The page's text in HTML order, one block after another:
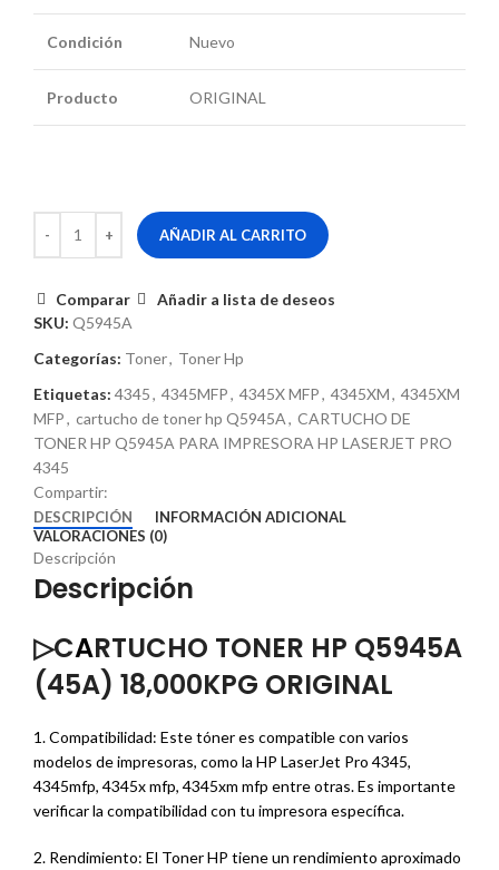
Condición Nuevo
Producto ORIGINAL
AÑADIR AL CARRITO
Comparar
Añadir a lista de deseos
SKU: Q5945A
Categorías: Toner, Toner Hp
Etiquetas: 4345, 4345MFP, 4345X MFP, 4345XM, 4345XM
MFP, cartucho de toner hp Q5945A, CARTUCHO DE
TONER HP Q5945A PARA IMPRESORA HP LASERJET PRO
4345
Compartir:
DESCRIPCIÓN
INFORMACIÓN ADICIONAL
VALORACIONES (0)
Descripción
Descripción
▷CARTUCHO TONER HP Q5945A
(45A) 18,000KPG ORIGINAL
1. Compatibilidad: Este tóner es compatible con varios
modelos de impresoras, como la HP LaserJet Pro 4345,
4345mfp, 4345x mfp, 4345xm mfp entre otras. Es importante
verificar la compatibilidad con tu impresora específica.
2. Rendimiento: El Toner HP tiene un rendimiento aproximado